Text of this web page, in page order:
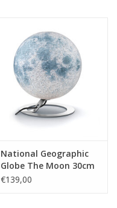
National Geographic
Globe The Moon 30cm
€139,00